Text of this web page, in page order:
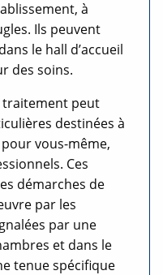
à
Ils peuvent
le hall d’accueil
des soins.
traitement peut
destinées à
vous-même,
Ces
démarches de
par les
par une
et dans le
tenue spécifique